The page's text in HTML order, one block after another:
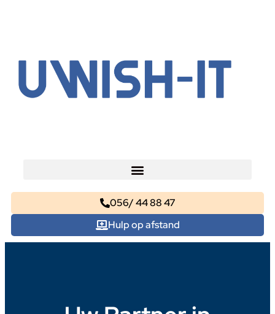
056/ 44 88 47
Hulp op afstand